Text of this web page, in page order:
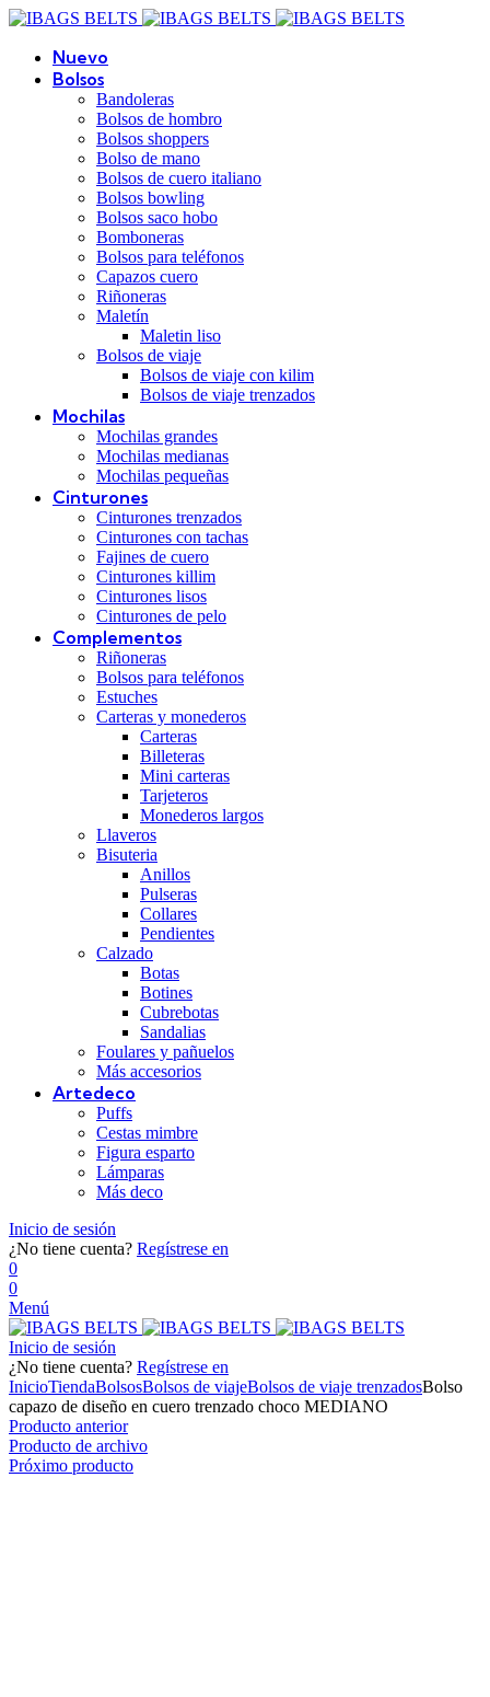
Nuevo
Bolsos
Bandoleras
Bolsos de hombro
Bolsos shoppers
Bolso de mano
Bolsos de cuero italiano
Bolsos bowling
Bolsos saco hobo
Bomboneras
Bolsos para teléfonos
Capazos cuero
Riñoneras
Maletín
Maletin liso
Bolsos de viaje
Bolsos de viaje con kilim
Bolsos de viaje trenzados
Mochilas
Mochilas grandes
Mochilas medianas
Mochilas pequeñas
Cinturones
Cinturones trenzados
Cinturones con tachas
Fajines de cuero
Cinturones killim
Cinturones lisos
Cinturones de pelo
Complementos
Riñoneras
Bolsos para teléfonos
Estuches
Carteras y monederos
Carteras
Billeteras
Mini carteras
Tarjeteros
Monederos largos
Llaveros
Bisuteria
Anillos
Pulseras
Collares
Pendientes
Calzado
Botas
Botines
Cubrebotas
Sandalias
Foulares y pañuelos
Más accesorios
Artedeco
Puffs
Cestas mimbre
Figura esparto
Lámparas
Más deco
Inicio de sesión
¿No tiene cuenta? Regístrese en
0
0
Menú
Inicio de sesión
¿No tiene cuenta? Regístrese en
InicioTiendaBolsosBolsos de viajeBolsos de viaje trenzadosBolso
capazo de diseño en cuero trenzado choco MEDIANO
Producto anterior
Producto de archivo
Próximo producto